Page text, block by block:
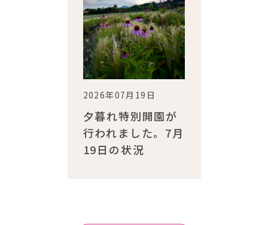
2026年07月19日
夕暮れ特別開園が
行われました。7月
19日の状況